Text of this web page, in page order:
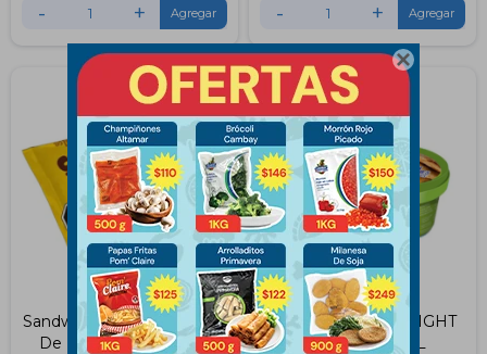

- + - +
Sandwich Chocolate/Dulce
De Leche Lekker 65Gs
HEL SUPER DDL LIGHT
LEKKER 900ML